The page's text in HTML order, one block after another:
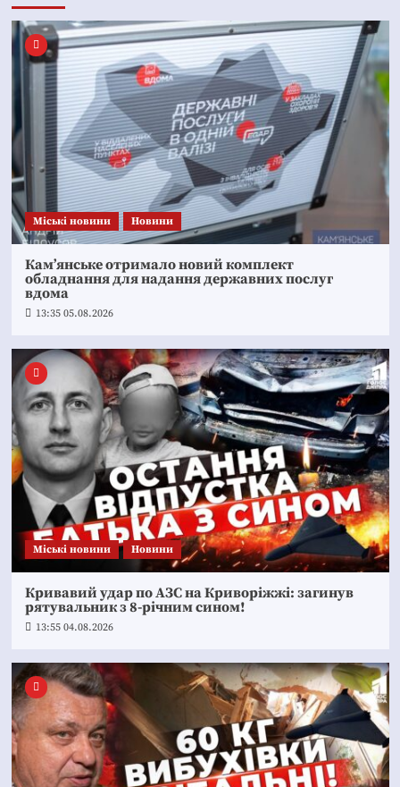
Mіські новини Новини
Кам’янське отримало новий комплект
обладнання для надання державних послуг
вдома
13:35 05.08.2026
Mіські новини Новини
Кривавий удар по АЗС на Криворіжжі: загинув
рятувальник з 8-річним сином!
13:55 04.08.2026